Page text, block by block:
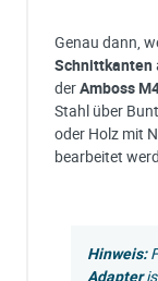
Genau dann,
Schnittkanten
derAmboss
Stahl über
oder Holz mit
bearbeitet
Hinweis:
Adapter